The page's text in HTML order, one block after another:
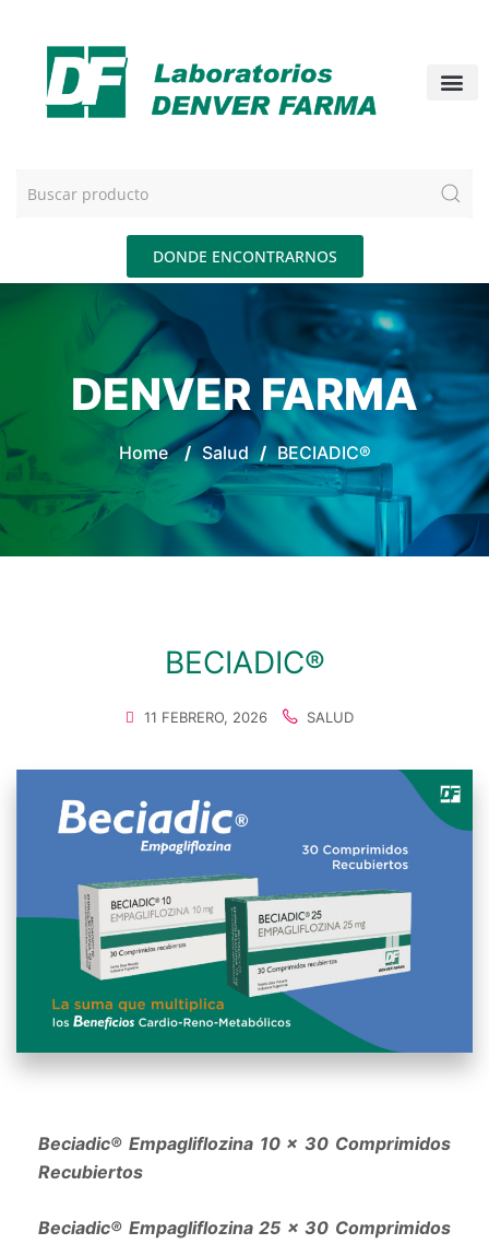
DONDE ENCONTRARNOS
DENVER FARMA
Home / Salud / BECIADIC®
BECIADIC®
11 FEBRERO, 2026 SALUD
Beciadic® Empagliflozina 10 x 30 Comprimidos
Recubiertos
Beciadic® Empagliflozina 25 x 30 Comprimidos